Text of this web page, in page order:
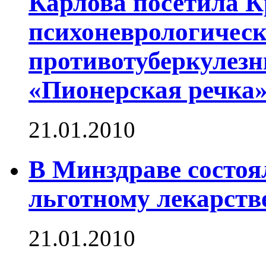
«Пионерская
21.01.2010
В Минздраве
льготному
21.01.2010